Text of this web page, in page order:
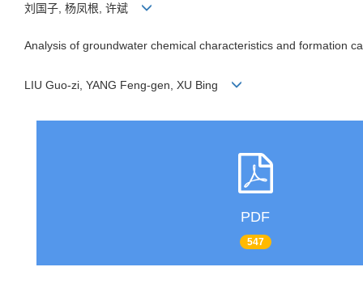
刘国子, 杨凤根, 许斌
Analysis of groundwater chemical characteristics and formation
LIU Guo-zi, YANG Feng-gen, XU Bing
PDF
547